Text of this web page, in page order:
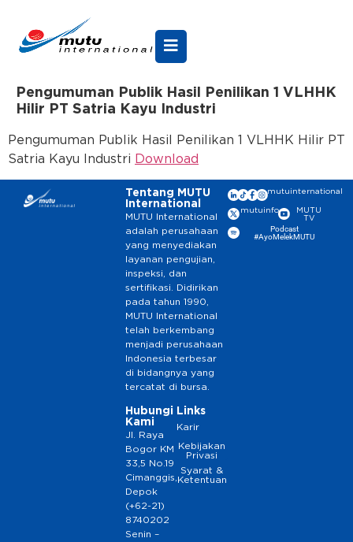
Pengumuman Publik Hasil Penilikan 1 VLHHK
Hilir PT Satria Kayu Industri
Pengumuman Publik Hasil Penilikan 1 VLHHK Hilir PT
Satria Kayu Industri Download
Tentang MUTU
International
MUTU International
adalah perusahaan
yang menyediakan
layanan pengujian,
inspeksi, dan
sertifikasi. Didirikan
pada tahun 1990,
MUTU International
telah berkembang
menjadi perusahaan
Indonesia terbesar
di bidangnya yang
tercatat di bursa.
Hubungi
Kami
Jl. Raya
Bogor KM
33,5 No.19
Cimanggis,
Depok
(+62-21)
8740202
Senin –
Links
Karir
Kebijakan
Privasi
Syarat &
Ketentuan
mutuinternational
mutuinfo
MUTU
TV
Podcast
#AyoMelekMUTU